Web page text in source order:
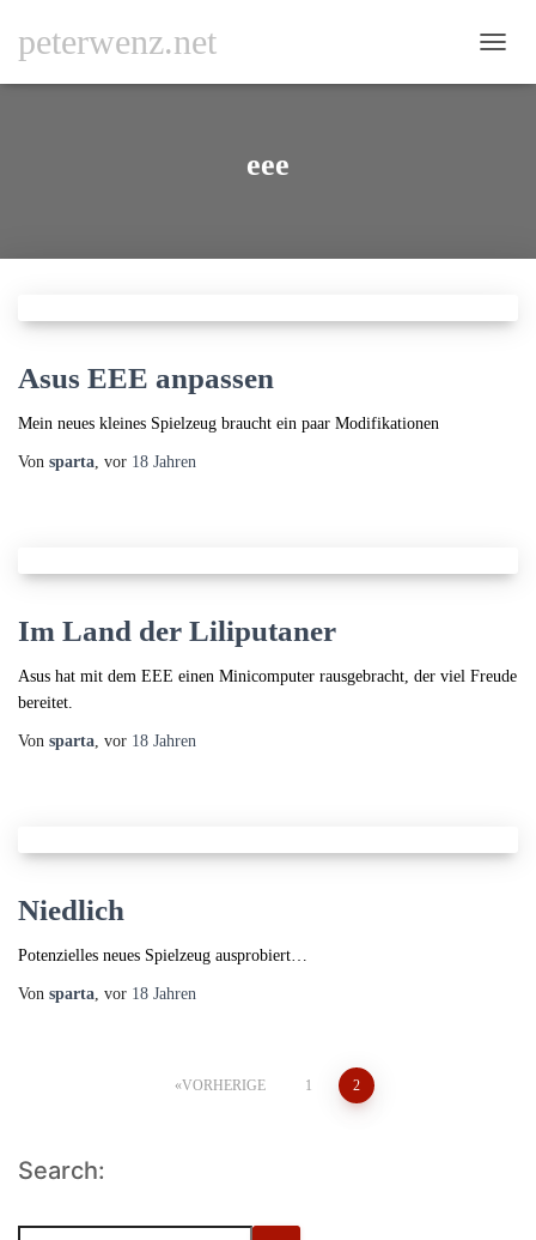
peterwenz.net
eee
Asus EEE anpassen
Mein neues kleines Spielzeug braucht ein paar Modifikationen
Von sparta, vor 18 Jahren
Im Land der Liliputaner
Asus hat mit dem EEE einen Minicomputer rausgebracht, der viel Freude
bereitet.
Von sparta, vor 18 Jahren
Niedlich
Potenzielles neues Spielzeug ausprobiert…
Von sparta, vor 18 Jahren
Seitennummerierung
VORHERIGE 1 2
Search: